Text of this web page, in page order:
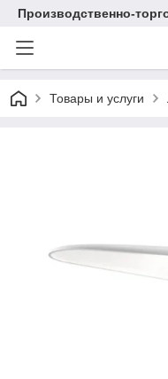
Производственно-
Товары и услуги